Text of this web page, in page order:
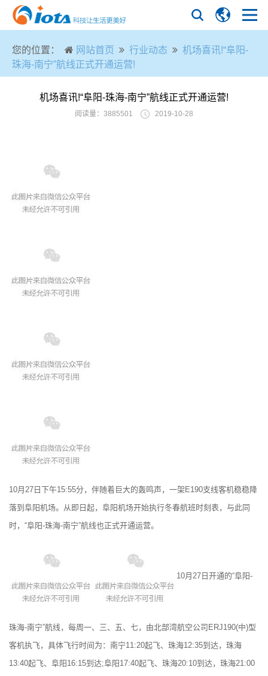
您的位置： 网站首页 行业动态
机场喜讯!“阜阳-
珠海-南宁”航线正式开通运营!
机场喜讯!“阜阳-珠海-南宁”航线正式开通运营!
阅读量：3885501 2019-10-28
10月27日下午15:55分，伴随着巨大的轰鸣声，一架E190支线客机稳稳降
落到阜阳机场。从即日起，阜阳机场开始执行冬春航班时刻表，与此同
时，“阜阳-珠海-南宁”航线也正式开通运营。
10月27日开通的“阜阳-
珠海-南宁”航线，每周一、三、五、七，由北部湾航空公司ERJ190(中)型
客机执飞，具体飞行时间为：南宁11:20起飞、珠海12:35到达，珠海
13:40起飞、阜阳16:15到达;阜阳17:40起飞、珠海20:10到达，珠海21:00